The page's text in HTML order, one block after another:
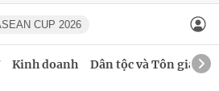
CUP 2026
Kinh doanh Dân tộc và Tôn giáo